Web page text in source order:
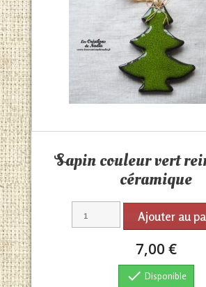
Sapin couleur vert
céramique
Ajouter au
7,00 €
 Disponible